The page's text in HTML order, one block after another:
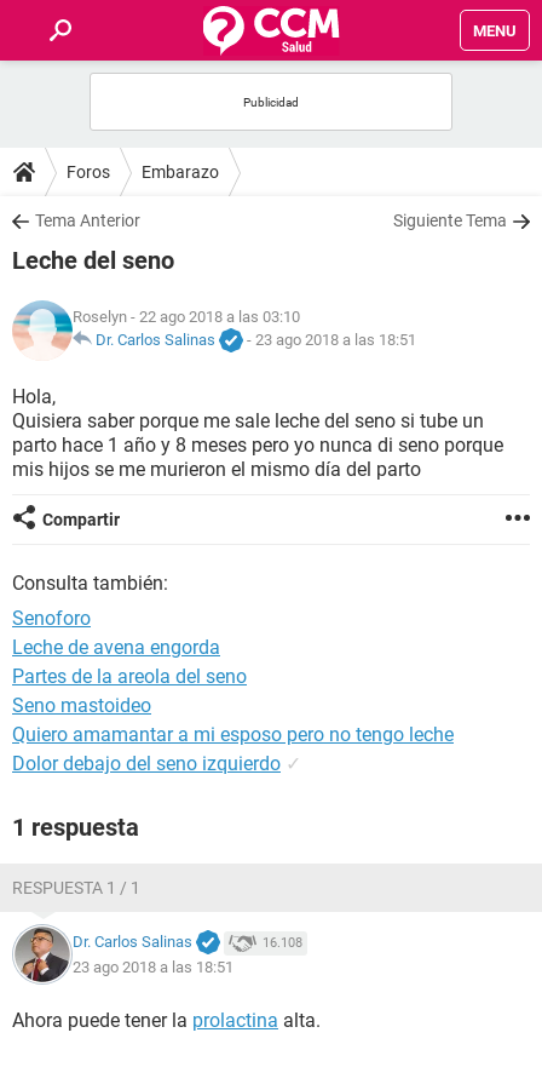
MENU
FOROS
SALUD
NUTRICIÓN
BIENESTAR
SEXUALIDAD
GLOSARIO
Foros Embarazo
Tema Anterior Siguiente Tema
Leche del seno
Roselyn - 22 ago 2018 a las 03:10
Dr. Carlos Salinas
- 23 ago 2018 a las 18:51
Hola,
Quisiera saber porque me sale leche del seno si tube un
parto hace 1 año y 8 meses pero yo nunca di seno porque
mis hijos se me murieron el mismo día del parto
Compartir
Consulta también:
Senoforo
Leche de avena engorda
Partes de la areola del seno
Seno mastoideo
Quiero amamantar a mi esposo pero no tengo leche
Dolor debajo del seno izquierdo ✓
1 respuesta
RESPUESTA 1 / 1
Dr. Carlos Salinas 16.108
23 ago 2018 a las 18:51
Ahora puede tener la prolactina alta.